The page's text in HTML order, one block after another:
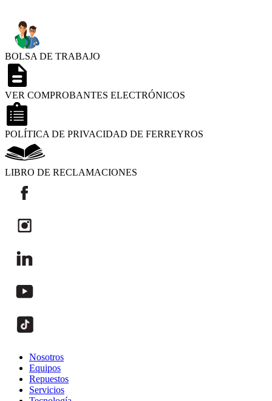
BOLSA DE TRABAJO
VER COMPROBANTES ELECTRÓNICOS
POLÍTICA DE PRIVACIDAD DE FERREYROS
LIBRO DE RECLAMACIONES
Nosotros
Equipos
Repuestos
Servicios